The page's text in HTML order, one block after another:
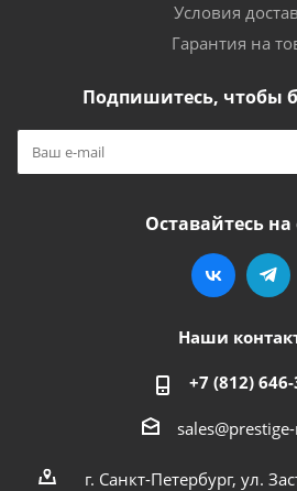
Условия
Гарантия на
Подпишитесь, чтобы
Оставайтесь на
Наши
+7 (812)
г. Санкт-Петербург, ул.